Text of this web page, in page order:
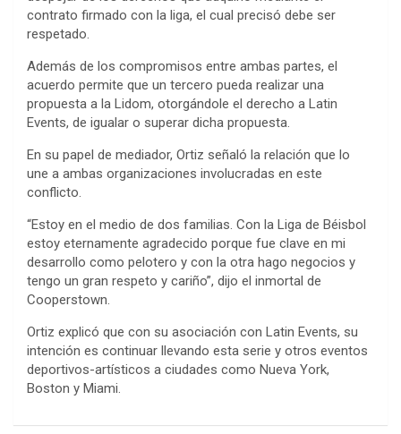
contrato firmado con la liga, el cual precisó debe ser
respetado.
Además de los compromisos entre ambas partes, el
acuerdo permite que un tercero pueda realizar una
propuesta a la Lidom, otorgándole el derecho a Latin
Events, de igualar o superar dicha propuesta.
En su papel de mediador, Ortiz señaló la relación que lo
une a ambas organizaciones involucradas en este
conflicto.
“Estoy en el medio de dos familias. Con la Liga de Béisbol
estoy eternamente agradecido porque fue clave en mi
desarrollo como pelotero y con la otra hago negocios y
tengo un gran respeto y cariño”, dijo el inmortal de
Cooperstown.
Ortiz explicó que con su asociación con Latin Events, su
intención es continuar llevando esta serie y otros eventos
deportivos-artísticos a ciudades como Nueva York,
Boston y Miami.